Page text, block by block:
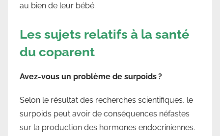
au bien de leur bébé.
Les sujets relatifs à la santé
du coparent
Avez-vous un problème de surpoids ?
Selon le résultat des recherches scientifiques, le
surpoids peut avoir de conséquences néfastes
sur la production des hormones endocriniennes.